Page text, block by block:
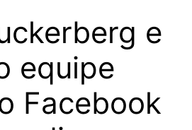
e
equipe
Facebook